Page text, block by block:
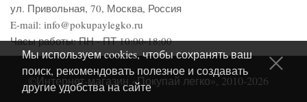
ул. Привольная, 70, Москва, Россия
E-mail: info@pokupaylegko.ru
Часы работы:ПН - ПТ 10:00-18:00
©Интернет-магазин «Покупай легко», 2010-2026
Мы используем cookies, чтобы сохранять ваш
поиск, рекомендовать полезное и создавать
другие удобства на сайте